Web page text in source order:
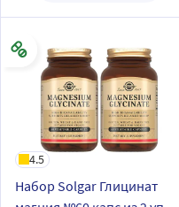
4.5
Набор Solgar Глицинат